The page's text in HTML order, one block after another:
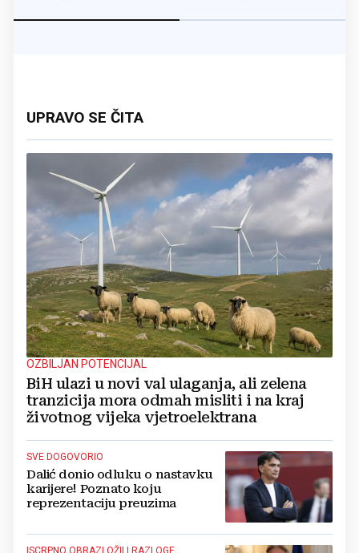
UPRAVO SE ČITA
OZBILJAN POTENCIJAL
BiH ulazi u novi val ulaganja, ali zelena
tranzicija mora odmah misliti i na kraj
životnog vijeka vjetroelektrana
SVE DOGOVORIO
Dalić donio odluku o nastavku
karijere! Poznato koju
reprezentaciju preuzima
ISCRPNO OBRAZLOŽILI RAZLOGE